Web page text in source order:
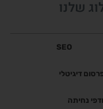
שלנו
SEO
דיגיטלי
נחיתה